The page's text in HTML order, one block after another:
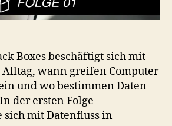
Boxes beschäftigt sich mit
wann greifen Computer
und wo bestimmen Daten
der ersten Folge
sich mit Datenfluss in